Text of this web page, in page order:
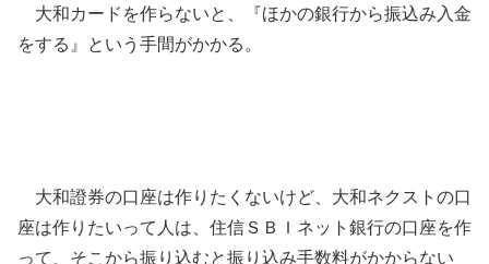
大和カードを作らないと、『ほかの銀行から振込み入金
をする』という手間がかかる。
大和證券の口座は作りたくないけど、大和ネクストの口
座は作りたいって人は、住信ＳＢＩネット銀行の口座を作
って、そこから振り込むと振り込み手数料がかからない